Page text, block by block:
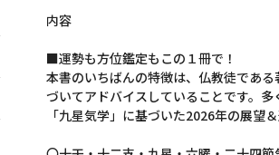
内容
■運勢も方位鑑定もこの１冊で！
本書のいちばんの特徴は、仏教徒であ
づいてアドバイスしていることです。
「九星気学」に基づいた2026年の展望